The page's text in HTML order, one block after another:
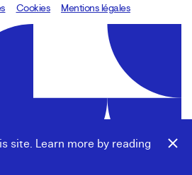
site. Learn more by reading
8080.studio
Cookies Mentions légales